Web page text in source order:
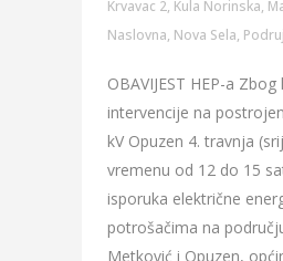
Krvavac 2, Kula Norinska,
Naslovna, Nova Sela,
OBAVIJEST HEP-a Zbog
intervencije na
kV Opuzen 4. travnja
vremenu od 12 do 15
isporuka električne
potrošačima na
Metković i Opuzen,